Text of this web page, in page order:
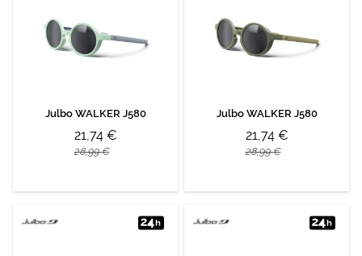
Julbo WALKER J580
21,74 €
28,99 €
Julbo WALKER J580
21,74 €
28,99 €